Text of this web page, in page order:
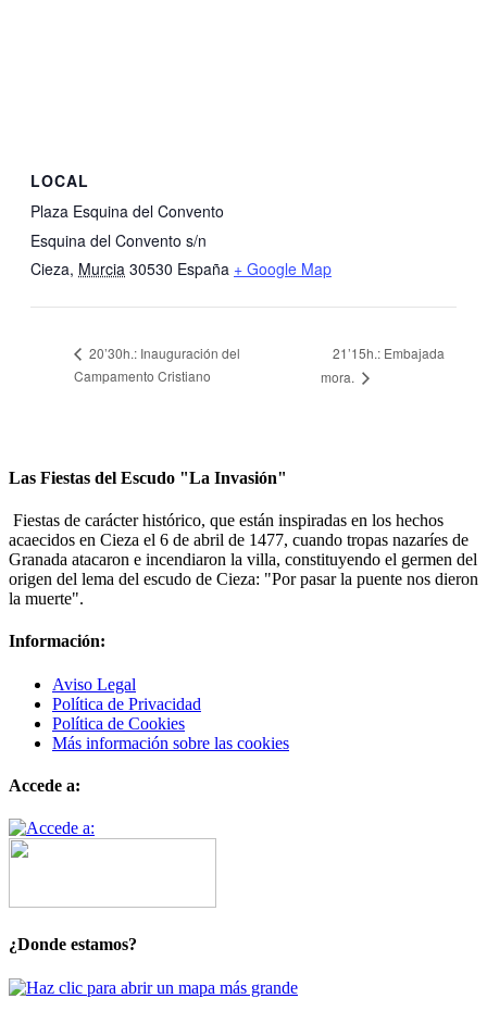
LOCAL
Plaza Esquina del Convento
Esquina del Convento s/n
Cieza, Murcia 30530 España + Google Map
20’30h.: Inauguración del
Campamento Cristiano
21’15h.: Embajada
mora.
Las Fiestas del Escudo "La Invasión"
Fiestas de carácter histórico, que están inspiradas en los hechos
acaecidos en Cieza el 6 de abril de 1477, cuando tropas nazaríes de
Granada atacaron e incendiaron la villa, constituyendo el germen del
origen del lema del escudo de Cieza: "Por pasar la puente nos dieron
la muerte".
Información:
Aviso Legal
Política de Privacidad
Política de Cookies
Más información sobre las cookies
Accede a:
¿Donde estamos?